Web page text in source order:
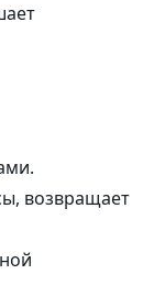
возвращает